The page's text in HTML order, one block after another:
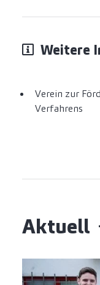
Weitere
Verein zur
Verfahrens
Aktuell